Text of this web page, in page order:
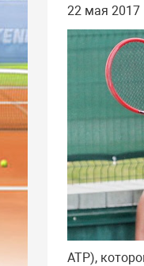
22 мая 2017
АТР),